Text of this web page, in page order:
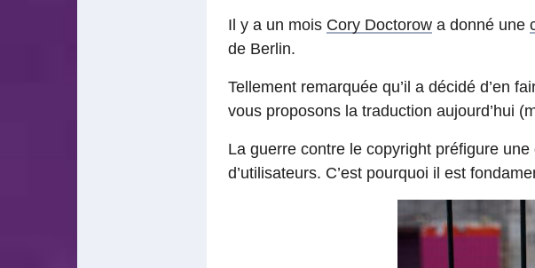
Il y a un mois Cory Doctorowa donné une
de Berlin.
Tellement remarquée qu’il a décidé d’en
vous proposons la traduction aujourd’hui
La guerre contre le copyright préfigure
d’utilisateurs. C’est pourquoi il est